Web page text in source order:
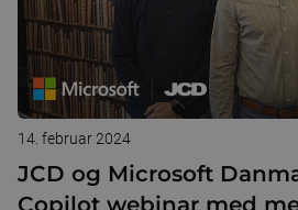
14. februar 2024
JCD og Microsoft
Copilot webinar med